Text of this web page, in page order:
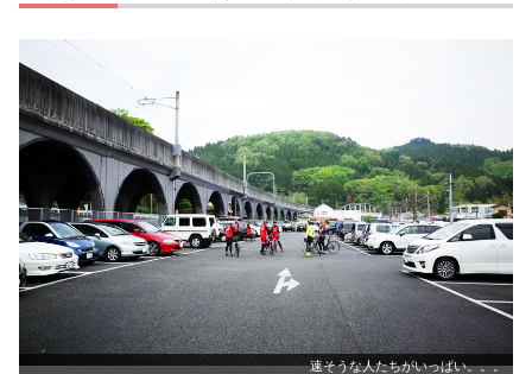
速そうな人たちがいっぱい。。。